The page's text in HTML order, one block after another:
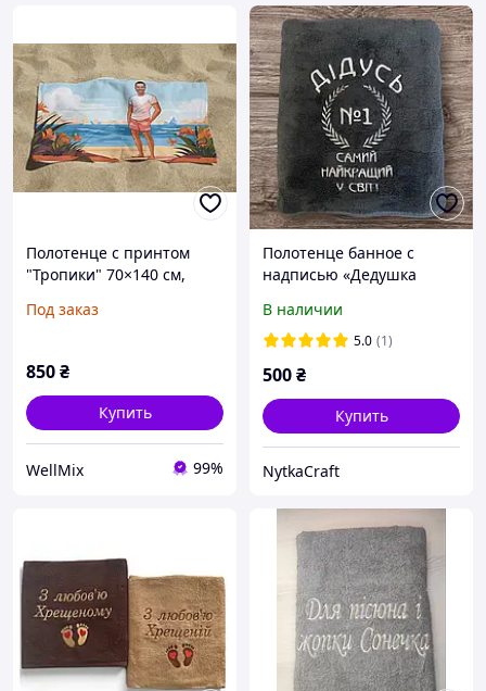
Полотенце с принтом
"Тропики" 70×140 см,
надпись, махровое
изображением
Под заказ
850₴
Купить
WellMix 99%
Полотенце банное с
надписью «Дедушка
В наличии
5.0 (1)
500₴
Купить
NytkaCraft